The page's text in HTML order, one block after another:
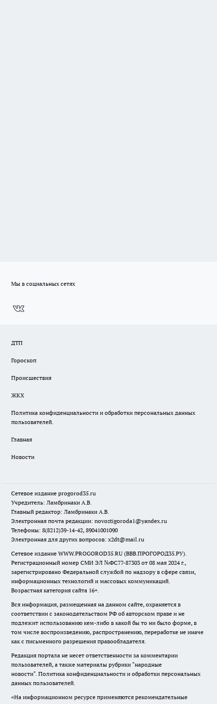
Мы в социальных сетях
ДТП
Гороскоп
Происшествия
ЖКХ
Политика конфиденциальности и обработки персональных данных
пользователей.
Главная
Новости
Сетевое издание progorod35.ru
Учредитель: Ламбринаки А.В.
Главный редактор: Ламбринаки А.В.
Электронная почта редакции: novostigoroda1@yandex.ru
Телефоны: 8(8212)39-14-42, 89041001090
Электронная для других вопросов: x2dt@mail.ru
Сетевое издание WWW.PROGOROD35.RU (ВВВ.ПРОГОРОД35.РУ).
Регистрационный номер СМИ ЭЛ №ФС77-87303 от 08 мая 2024 г.,
зарегистрировано Федеральной службой по надзору в сфере связи,
информационных технологий и массовых коммуникаций.
Возрастная категория сайта 16+.
Вся информация, размещенная на данном сайте, охраняется в
соответствии с законодательством РФ об авторском праве и не
подлежит использованию кем-либо в какой бы то ни было форме, в
том числе воспроизведению, распространению, переработке не иначе
как с письменного разрешения правообладателя.
Редакция портала не несет ответственности за комментарии
пользователей, а также материалы рубрики "народные
новости". Политика конфиденциальности и обработки персональных
данных пользователей.
«На информационном ресурсе применяются рекомендательные